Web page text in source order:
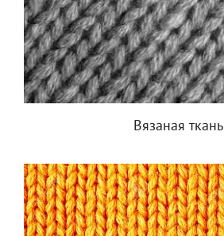
Вязаная ткань